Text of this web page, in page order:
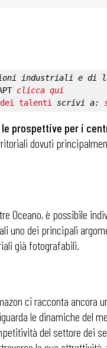
industriali e di
clicca qui
dei talenti scrivi a:
prospettive per i
dovuti
Oceano, è possibile
uno dei principali
già fotografabili.
ci racconta ancora
le dinamiche del
del settore dei